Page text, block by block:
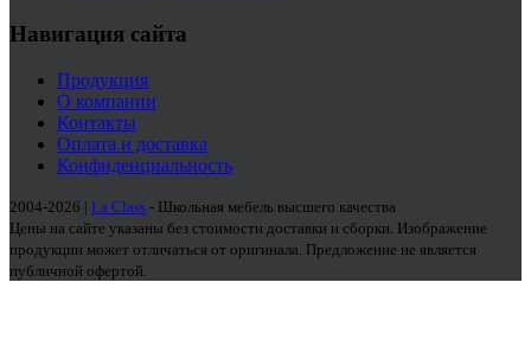
Навигация сайта
Продукция
О компании
Контакты
Оплата и доставка
Конфиденциальность
2004-2026 | La Class - Школьная мебель высшего качества
Цены на сайте указаны без стоимости доставки и сборки. Изображение
продукции может отличаться от оригинала. Предложение не является
публичной офертой.